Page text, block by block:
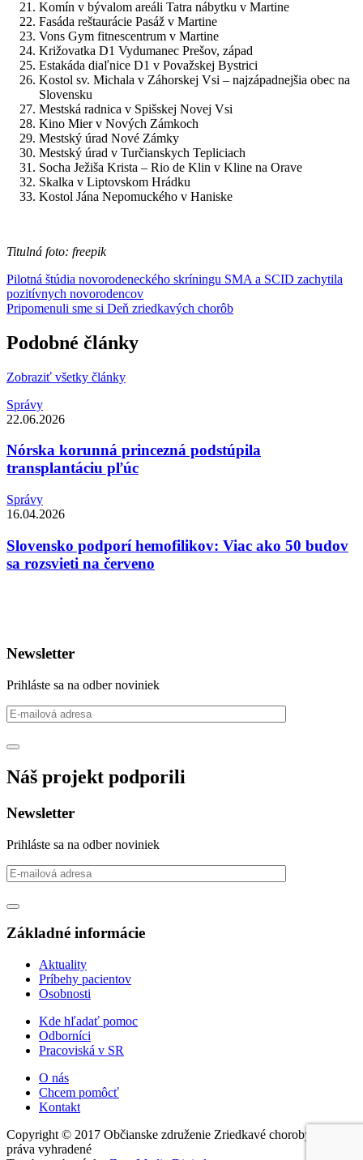
Komín v bývalom areáli Tatra nábytku v Martine
Fasáda reštaurácie Pasáž v Martine
Vons Gym fitnescentrum v Martine
Križovatka D1 Vydumanec Prešov, západ
Estakáda diaľnice D1 v Považskej Bystrici
Kostol sv. Michala v Záhorskej Vsi – najzápadnejšia obec na
Slovensku
Mestská radnica v Spišskej Novej Vsi
Kino Mier v Nových Zámkoch
Mestský úrad Nové Zámky
Mestský úrad v Turčianskych Tepliciach
Socha Ježiša Krista – Rio de Klin v Kline na Orave
Skalka v Liptovskom Hrádku
Kostol Jána Nepomuckého v Haniske
Titulná foto: freepik
Pilotná štúdia novorodeneckého skríningu SMA a SCID zachytila
pozitívnych novorodencov
Pripomenuli sme si Deň zriedkavých chorôb
Podobné články
Zobraziť všetky články
Správy
22.06.2026
Nórska korunná princezná podstúpila
transplantáciu pľúc
Správy
16.04.2026
Slovensko podporí hemofilikov: Viac ako 50 budov
sa rozsvieti na červeno
Newsletter
Prihláste sa na odber noviniek
Náš projekt podporili
Newsletter
Prihláste sa na odber noviniek
Základné informácie
Aktuality
Príbehy pacientov
Osobnosti
Kde hľadať pomoc
Odborníci
Pracoviská v SR
O nás
Chcem pomôcť
Kontakt
Copyright © 2017 Občianske združenie Zriedkavé choroby, všetky
práva vyhradené